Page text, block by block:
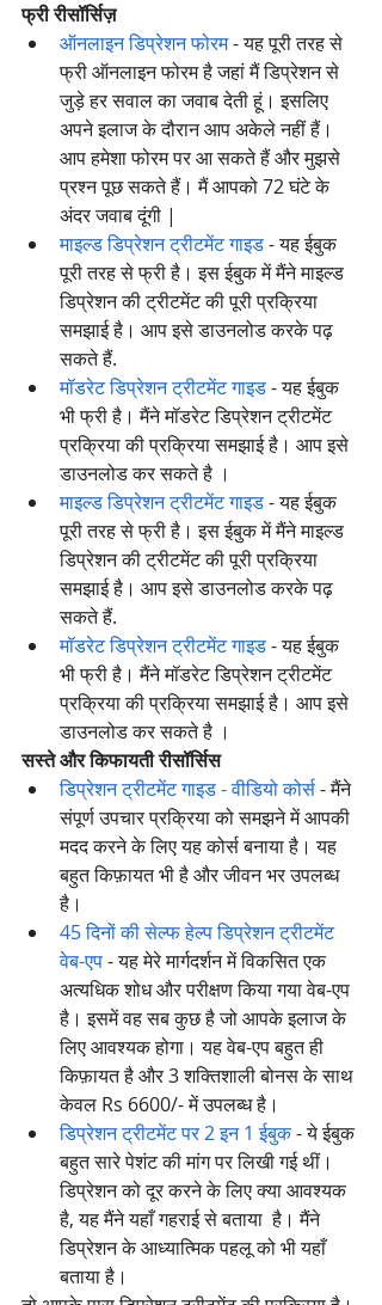
फ्री रीसॉर्सिज़
ऑनलाइन डिप्रेशन फोरम - यह पूरी तरह से
फ्री ऑनलाइन फोरम है जहां मैं डिप्रेशन से
जुड़े हर सवाल का जवाब देती हूं। इसलिए
अपने इलाज के दौरान आप अकेले नहीं हैं।
आप हमेशा फोरम पर आ सकते हैं और मुझसे
प्रश्न पूछ सकते हैं। मैं आपको 72 घंटे के
अंदर जवाब दूंगी |
माइल्ड डिप्रेशन ट्रीटमेंट गाइड - यह ईबुक
पूरी तरह से फ्री है। इस ईबुक में मैंने माइल्ड
डिप्रेशन की ट्रीटमेंट की पूरी प्रक्रिया
समझाई है। आप इसे डाउनलोड करके पढ़
सकते हैं.
मॉडरेट डिप्रेशन ट्रीटमेंट गाइड - यह ईबुक
भी फ्री है। मैंने मॉडरेट डिप्रेशन ट्रीटमेंट
प्रक्रिया की प्रक्रिया समझाई है। आप इसे
डाउनलोड कर सकते है ।
माइल्ड डिप्रेशन ट्रीटमेंट गाइड - यह ईबुक
पूरी तरह से फ्री है। इस ईबुक में मैंने माइल्ड
डिप्रेशन की ट्रीटमेंट की पूरी प्रक्रिया
समझाई है। आप इसे डाउनलोड करके पढ़
सकते हैं.
मॉडरेट डिप्रेशन ट्रीटमेंट गाइड - यह ईबुक
भी फ्री है। मैंने मॉडरेट डिप्रेशन ट्रीटमेंट
प्रक्रिया की प्रक्रिया समझाई है। आप इसे
डाउनलोड कर सकते है ।
सस्ते और किफायती रीसॉर्सिस
डिप्रेशन ट्रीटमेंट गाइड - वीडियो कोर्स - मैंने
संपूर्ण उपचार प्रक्रिया को समझने में आपकी
मदद करने के लिए यह कोर्स बनाया है। यह
बहुत किफ़ायत भी है और जीवन भर उपलब्ध
है।
45 दिनों की सेल्फ हेल्प डिप्रेशन ट्रीटमेंट
वेब-एप - यह मेरे मार्गदर्शन में विकसित एक
अत्यधिक शोध और परीक्षण किया गया वेब-एप
है। इसमें वह सब कुछ है जो आपके इलाज के
लिए आवश्यक होगा। यह वेब-एप बहुत ही
किफ़ायत है और 3 शक्तिशाली बोनस के साथ
केवल Rs 6600/- में उपलब्ध है।
डिप्रेशन ट्रीटमेंट पर 2 इन 1 ईबुक - ये ईबुक
बहुत सारे पेशंट की मांग पर लिखी गई थीं।
डिप्रेशन को दूर करने के लिए क्या आवश्यक
है, यह मैंने यहाँ गहराई से बताया  है। मैंने
डिप्रेशन के आध्यात्मिक पहलू को भी यहाँ
बताया है।